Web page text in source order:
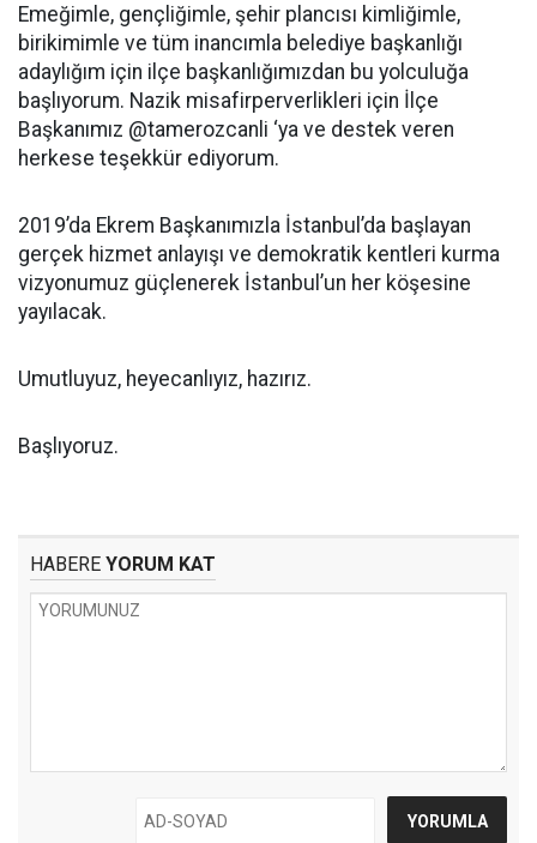
Emeğimle, gençliğimle, şehir plancısı kimliğimle,
birikimimle ve tüm inancımla belediye başkanlığı
adaylığım için ilçe başkanlığımızdan bu yolculuğa
başlıyorum. Nazik misafirperverlikleri için İlçe
Başkanımız @tamerozcanli ‘ya ve destek veren
herkese teşekkür ediyorum.
2019’da Ekrem Başkanımızla İstanbul’da başlayan
gerçek hizmet anlayışı ve demokratik kentleri kurma
vizyonumuz güçlenerek İstanbul’un her köşesine
yayılacak.
Umutluyuz, heyecanlıyız, hazırız.
Başlıyoruz.
HABERE YORUM KAT